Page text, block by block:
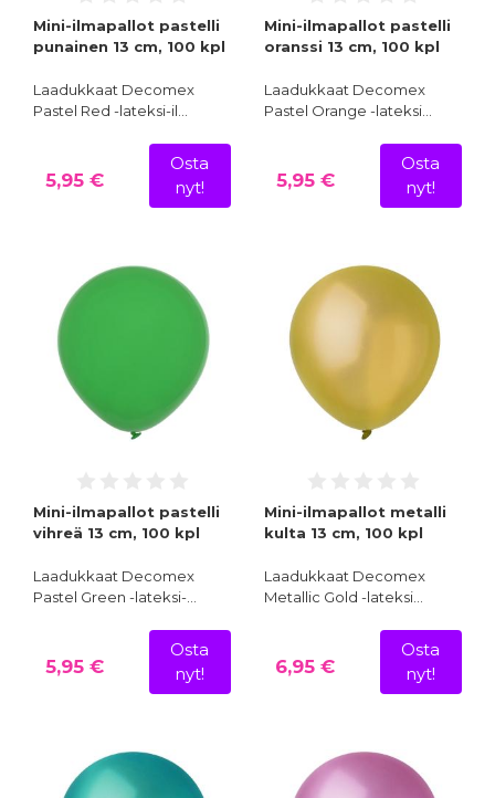
Mini-ilmapallot pastelli
punainen 13 cm, 100 kpl
Laadukkaat Decomex
Pastel Red -lateksi-il…
5,95 €
Osta
nyt!
Mini-ilmapallot pastelli
oranssi 13 cm, 100 kpl
Laadukkaat Decomex
Pastel Orange -lateksi…
5,95 €
Osta
nyt!
Mini-ilmapallot pastelli
vihreä 13 cm, 100 kpl
Laadukkaat Decomex
Pastel Green -lateksi-…
5,95 €
Osta
nyt!
Mini-ilmapallot metalli
kulta 13 cm, 100 kpl
Laadukkaat Decomex
Metallic Gold -lateksi…
6,95 €
Osta
nyt!